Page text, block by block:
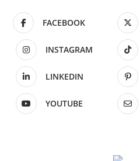
FACEBOOK
INSTAGRAM
LINKEDIN
YOUTUBE